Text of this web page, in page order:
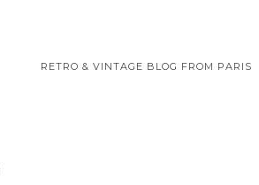
RETRO & VINTAGE BLOG FROM PARIS